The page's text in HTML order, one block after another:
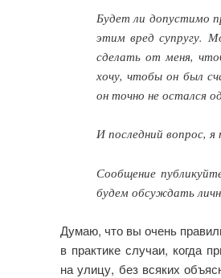
Будет ли допустимо
этим вред супругу.
сделать от меня,
хочу, чтобы он был
он точно не остался
И последний вопрос,
Сообщение
будем обсуждать
Думаю, что вы очень
в практике случаи, когда
на улицу, без всяких